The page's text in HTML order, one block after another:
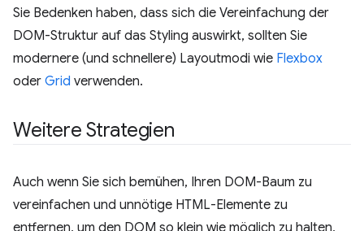
Sie Bedenken haben, dass sich die Vereinfachung der
DOM-Struktur auf das Styling auswirkt, sollten Sie
modernere (und schnellere) Layoutmodi wie Flexbox
oder Grid verwenden.
Weitere Strategien
Auch wenn Sie sich bemühen, Ihren DOM-Baum zu
vereinfachen und unnötige HTML-Elemente zu